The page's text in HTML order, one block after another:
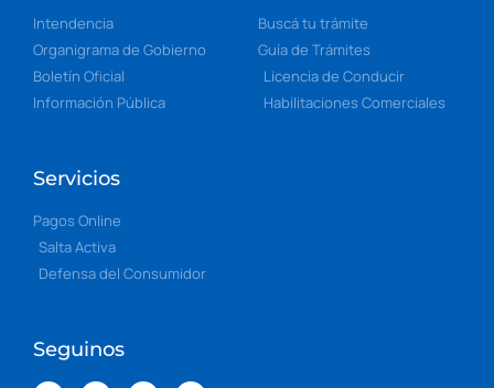
Intendencia
Organigrama de Gobierno
Boletín Oficial
Información Pública
Buscá tu trámite
Guía de Trámites
Licencia de Conducir
Habilitaciones Comerciales
Servicios
Pagos Online
Salta Activa
Defensa del Consumidor
Seguinos